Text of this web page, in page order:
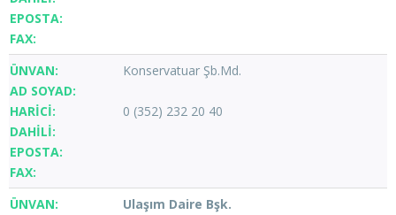
Konservatuar Şb.Md.
0 (352) 232 20 40
Ulaşım Daire Bşk.